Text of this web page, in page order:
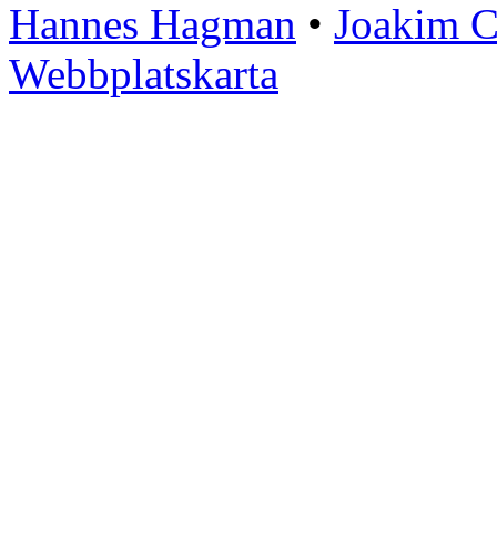
Hannes Hagman • Joakim
Webbplatskarta